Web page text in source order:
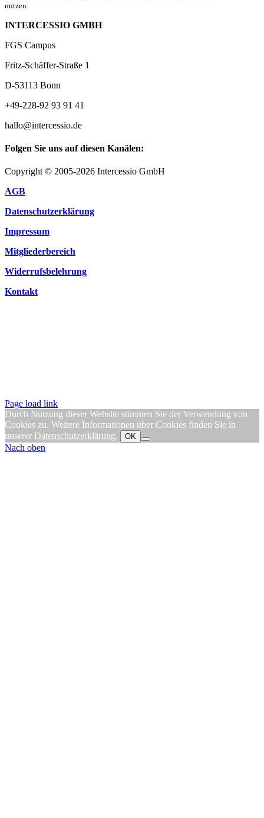
nutzen.
INTERCESSIO GMBH
FGS Campus
Fritz-Schäffer-Straße 1
D-53113 Bonn
+49-228-92 93 91 41
hallo@intercessio.de
Folgen Sie uns auf diesen Kanälen:
Copyright © 2005-2026 Intercessio GmbH
AGB
Datenschutzerklärung
Impressum
Mitgliederbereich
Widerrufsbelehrung
Kontakt
Page load link
Durch Nutzung dieser Website stimmen Sie der Verwendung von
Cookies zu. Weitere Informationen über Cookies finden Sie in
unserer Datenschutzerklärung. OK
Nach oben